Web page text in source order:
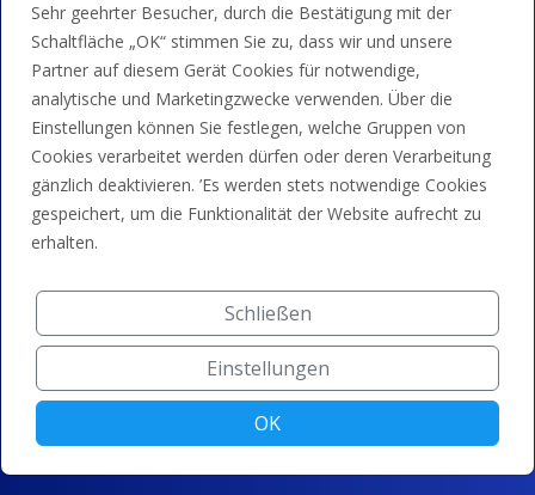
Dienstleistungen
Domain-Weiterleitung
Sehr geehrter Besucher, durch die Bestätigung mit der
Schaltfläche „OK“ stimmen Sie zu, dass wir und unsere
Partner auf diesem Gerät Cookies für notwendige,
analytische und Marketingzwecke verwenden. Über die
Einstellungen können Sie festlegen, welche Gruppen von
Cookies verarbeitet werden dürfen oder deren Verarbeitung
gänzlich deaktivieren. ’Es werden stets notwendige Cookies
gespeichert, um die Funktionalität der Website aufrecht zu
erhalten.
Schließen
Einstellungen
OK